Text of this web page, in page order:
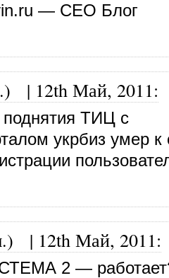
— СЕО Блог
| 12th Май, 2011:
ТИЦ с
укрбиз умер
| 12th Май, 2011:
2 —